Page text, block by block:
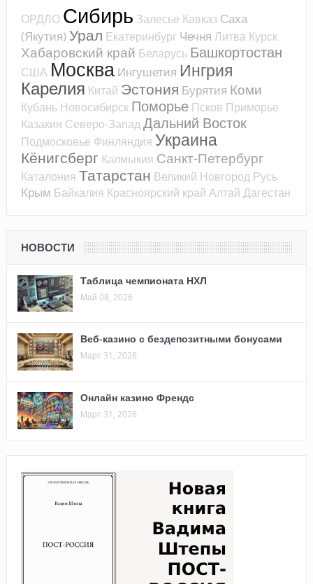
ОРДЛО Сибирь Залесье Кавказ Саха
(Якутия) Урал Екатеринбург Чечня Литва Курск
Хабаровский край Беларусь Башкортостан
США Москва Ингушетия Ингрия
Карелия Китай Эстония Бурятия Коми
Кубань Новосибирск Поморье Псков Приморье
Казакия Северо-ЗападДальний Восток
Подмосковье Финляндия Украина
Кёнигсберг Калмыкия Санкт-Петербург
Каталония Татарстан Великий Новгород Русь
Крым Байкалия Красноярский край Алтай Дагестан
НОВОСТИ
Таблица чемпионата НХЛ
Май 08, 2026
Веб-казино с бездепозитными бонусами
Март 31, 2026
Онлайн казино Френдс
Март 31, 2026